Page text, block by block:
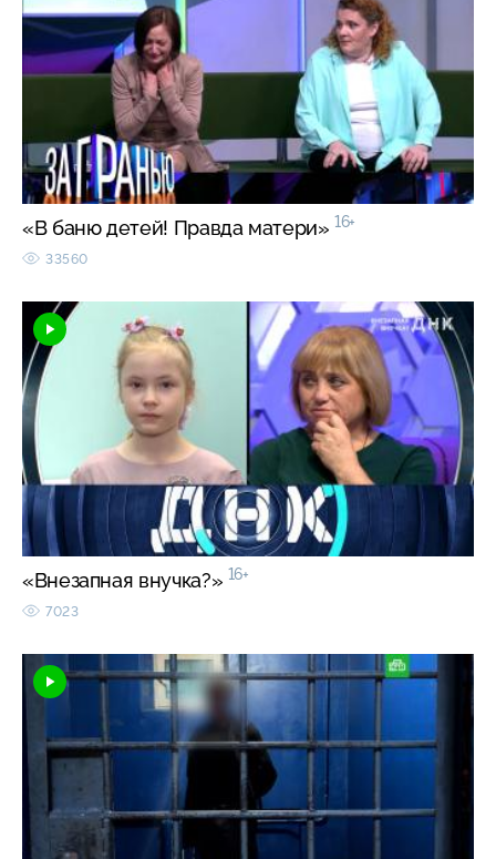
«В баню детей! Правда матери» 16+
33560
«Внезапная внучка?» 16+
7023